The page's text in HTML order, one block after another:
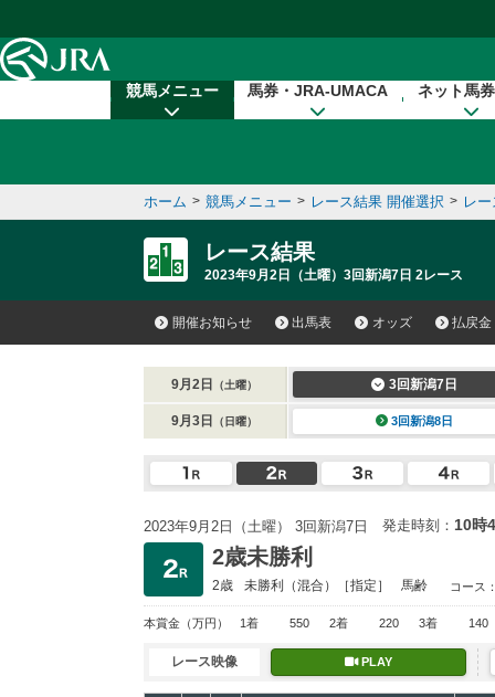
競馬メニュー 馬券・JRA-UMACA ネット馬
ホーム > 競馬メニュー > レース結果 開催選択 > レ
レース結果
2023年9月2日（土曜）3回新潟7日 2レース
開催お知らせ 出馬表 オッズ 払戻金
9月2日 （土曜） 3回新潟7日
9月3日 （日曜） 3回新潟8日
2023年9月2日（土曜） 3回新潟7日 発走時刻： 10時
2歳未勝利
2歳 未勝利 （混合）［指定］ 馬齢 コース
本賞金 （万円） 1着 550 2着 220 3着 140
レース映像 PLAY